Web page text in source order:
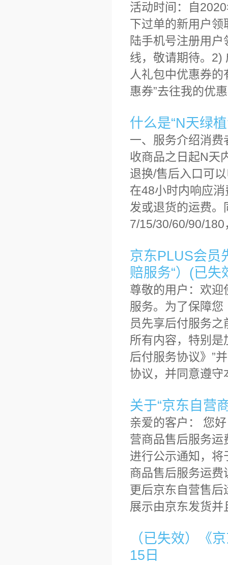
活动时间：自
下过单的新用户
陆手机号注册用
线，敬请期待。2)
人礼包中优惠券
惠券”去往我的优
什么是“N天绿
一、服务介绍消费
收商品之日起N天
退换/售后入口可
在48小时内响应
发或退货的运费
7/15/30/60/90/
京东PLUS会员
赔服务“）(已失
尊敬的用户：欢
服务。为了保障您
员先享后付服务之
所有内容，特别是
后付服务协议》”
协议，并同意遵
关于“京东自营
亲爱的客户： 您
营商品售后服务运
进行公示通知，
商品售后服务运
更后京东自营售
展示由京东发货
（已失效）《
15日